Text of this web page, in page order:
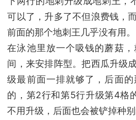
可以了，升多了不但浪费钱，
前面的那个地刺王几乎没有用。
在泳池里放一个吸钱的蘑菇
间，来安排阵型。把西瓜升级
级最前面一排就够了，后面
的，第2行和第5行升级第4格
不用升级，后面也会被铲掉种别